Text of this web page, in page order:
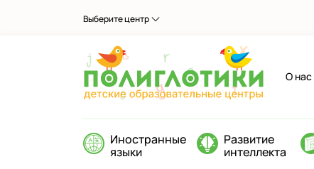
Выберите центр
О нас
Иностранные
языки
Развитие
интеллекта